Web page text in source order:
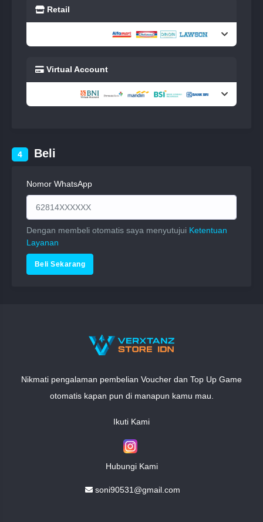
Retail
Virtual Account
4 Beli
Nomor WhatsApp
Dengan membeli otomatis saya menyutujui Ketentuan
Layanan
Nikmati pengalaman pembelian Voucher dan Top Up Game
otomatis kapan pun di manapun kamu mau.
Ikuti Kami
Hubungi Kami
soni90531@gmail.com